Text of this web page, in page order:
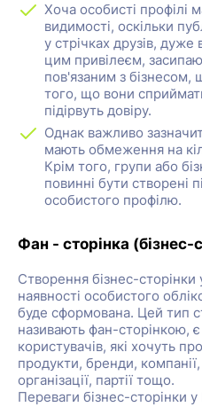
Хоча особисті профілі
видимості, оскільки
у стрічках друзів,
цим привілеєм,
пов'язаним з
того, що вони
підірвуть довіру.
Однак важливо
мають обмеження на
Крім того, групи або
повинні бути створені
особистого профілю.
Фан - сторінка (бізнес-
Створення бізнес-
наявності особистого
буде сформована. Цей тип
називають фан-сторінкою,
користувачів, які хочуть
продукти, бренди, компанії,
організації, партії тощо.
Переваги бізнес-сторінки